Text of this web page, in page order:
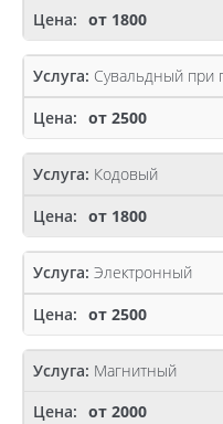
от 1800
Сувальдный при
от 2500
Кодовый
от 1800
Электронный
от 2500
Магнитный
от 2000